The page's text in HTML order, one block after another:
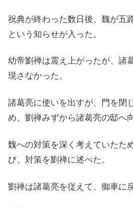
祝典が終わった数日後、魏が五
という知らせが入った。
幼帝劉禅は震え上がったが、諸
現さなかった。
諸葛亮に使いを出すが、門を閉
め、劉禅みずから諸葛亮の邸へ
魏への対策を深く考えていたた
び、対策を劉禅に述べた。
劉禅は諸葛亮を従えて、御車に